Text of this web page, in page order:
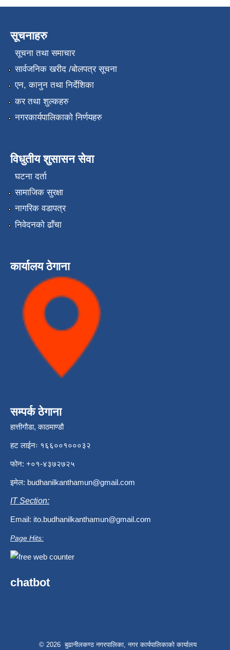
सूचनाहरु
सूचना तथा समाचार
सार्वजनिक खरीद /बोलपत्र सूचना
एन, कानुन तथा निर्देशिका
कर तथा शुल्कहरु
नगरकार्यपालिकाको निर्णयहरु
विधुतीय शुसासन सेवा
घटना दर्ता
सामाजिक सुरक्षा
नागरिक वडापत्र
निवेदनको ढाँचा
कार्यालय ठेगाना
सम्पर्क ठेगाना
हात्तीगौडा, काठमाण्डौ
हट लाईनः १६६००१०००३२
फोन: +०१-४३७२७२५
इमेल: budhanilkanthamun@gmail.com
IT Section:
Email: ito.budhanilkanthamun@gmail.com
Page Hits:
chatbot
© 2026 बुढानीलकण्ठ नगरपालिका, नगर कार्यपालिकाको कार्यालय